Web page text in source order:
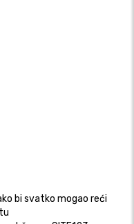
bi svatko mogao reći